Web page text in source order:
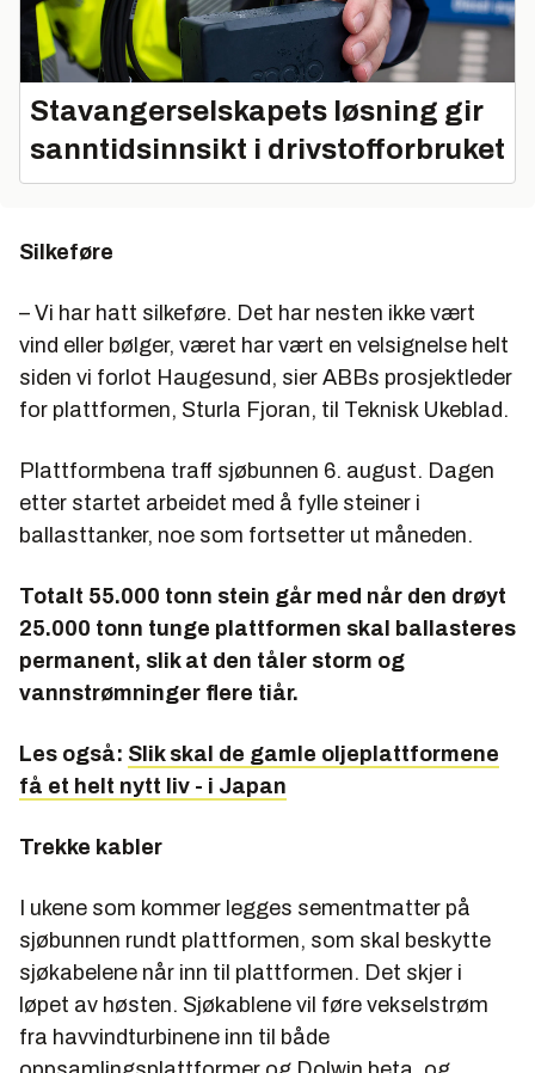
Stavangerselskapets løsning gir
sanntidsinnsikt i drivstofforbruket
Silkeføre
– Vi har hatt silkeføre. Det har nesten ikke vært
vind eller bølger, været har vært en velsignelse helt
siden vi forlot Haugesund, sier ABBs prosjektleder
for plattformen, Sturla Fjoran, til Teknisk Ukeblad.
Plattformbena traff sjøbunnen 6. august. Dagen
etter startet arbeidet med å fylle steiner i
ballasttanker, noe som fortsetter ut måneden.
Totalt 55.000 tonn stein går med når den drøyt
25.000 tonn tunge plattformen skal ballasteres
permanent, slik at den tåler storm og
vannstrømninger flere tiår.
Les også: Slik skal de gamle oljeplattformene
få et helt nytt liv - i Japan
Trekke kabler
I ukene som kommer legges sementmatter på
sjøbunnen rundt plattformen, som skal beskytte
sjøkabelene når inn til plattformen. Det skjer i
løpet av høsten. Sjøkablene vil føre vekselstrøm
fra havvindturbinene inn til både